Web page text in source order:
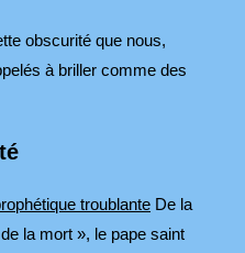
obscurité que nous,
à briller comme des
troublante De la
la mort », le pape saint